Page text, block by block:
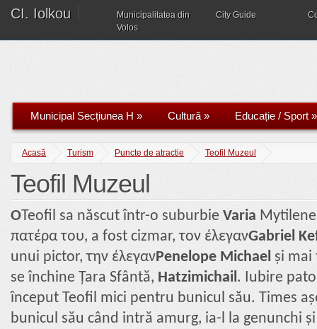
CI. Iolkou
Municipalitatea din
Volos
City Guide
Municipal Secțiunea H » Cultură» Educație / Sport »
Acasă Turism Puncte de atractie Teofil Muzeul
Teofil Muzeul
ΟTeofil sa născut într-o suburbie Varia
πατέρα του, a fost cizmar, τον έλεγανGabriel
unui pictor, την έλεγανPenelope Michael și mai
se închine Țara Sfântă, Hatzimichail. Iubire
început Teofil mici pentru bunicul său. Times
bunicul său când intră amurg, ia-l la genunchi